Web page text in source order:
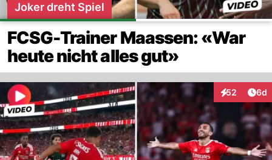
Joker dreht Spiel
FCSG-Trainer Maassen: «War
heute nicht alles gut»
52
Interaktionen
6d